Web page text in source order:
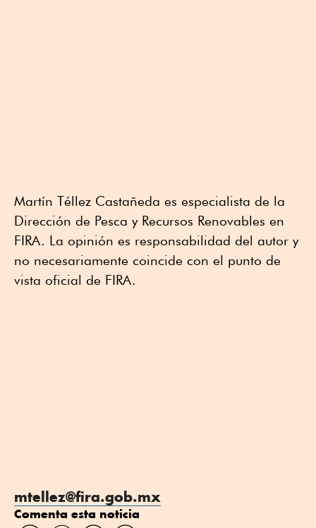
Martín Téllez Castañeda es especialista de la
Dirección de Pesca y Recursos Renovables en
FIRA. La opinión es responsabilidad del autor y
no necesariamente coincide con el punto de
vista oficial de FIRA.
mtellez@fira.gob.mx
Comenta esta noticia